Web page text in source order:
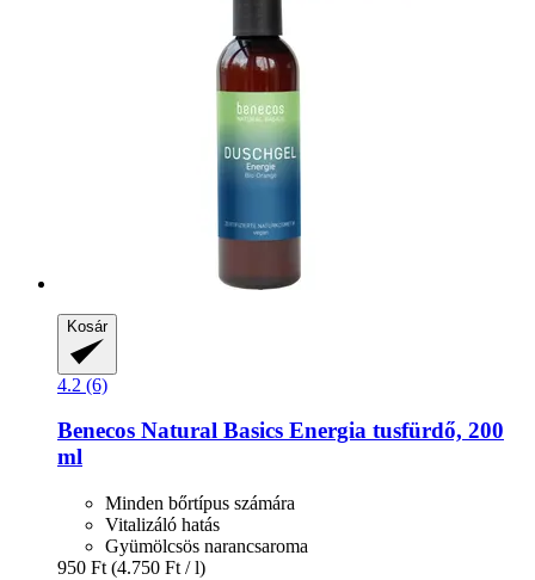
Kosár
4.2 (6)
Benecos Natural Basics Energia tusfürdő, 200
ml
Minden bőrtípus számára
Vitalizáló hatás
Gyümölcsös narancsaroma
950 Ft (4.750 Ft / l)